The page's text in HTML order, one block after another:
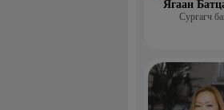
Ягаан
Сургагч